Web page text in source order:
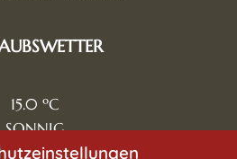
15.0
SONNIG